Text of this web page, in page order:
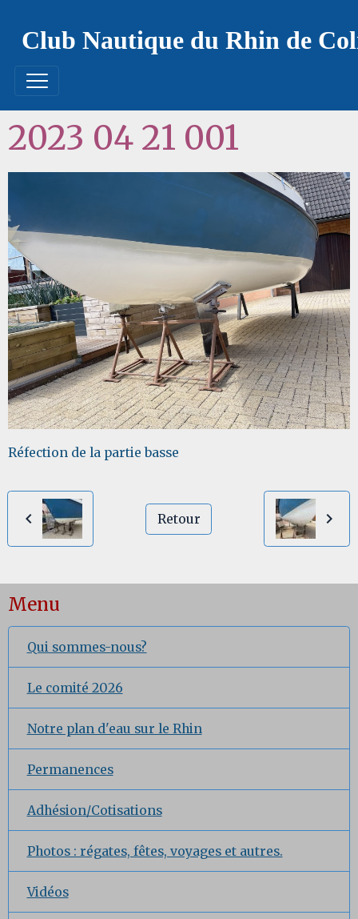
Club Nautique du Rhin de
2023 04 21 001
Réfection de la partie basse
Retour
Menu
Qui sommes-nous?
Le comité 2026
Notre plan d'eau sur le Rhin
Permanences
Adhésion/Cotisations
Photos : régates, fêtes, voyages et autres.
Vidéos